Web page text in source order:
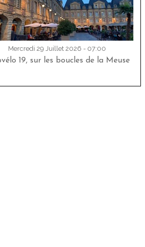
Mercredi 29 Juillet 2026 - 07:00
19, sur les boucles de la Meuse